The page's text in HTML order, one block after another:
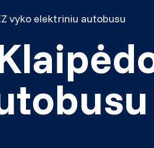
vyko elektriniu autobusu